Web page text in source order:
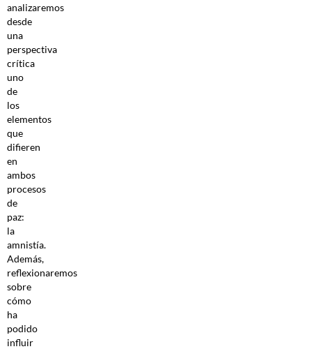
analizaremos
desde
una
perspectiva
crítica
uno
de
los
elementos
que
difieren
en
ambos
procesos
de
paz:
la
amnistía.
Además,
reflexionaremos
sobre
cómo
ha
podido
influir